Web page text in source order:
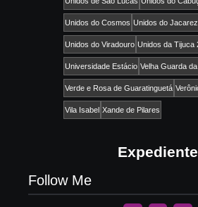
Unidos do Cosmos Unidos do
Unidos do Viradouro Unidos da Tijuca
Universidade Estácio Velha Guarda
Verde e Rosa de Guaratinguetá
Vila Isabel Xande de Pilares
Expediente
Follow Me